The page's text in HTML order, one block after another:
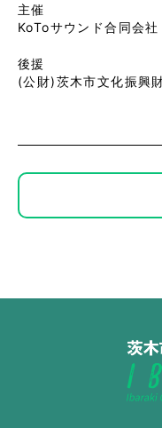
主催
KoToサウンド合同
後援
(公財)茨木市文化振興